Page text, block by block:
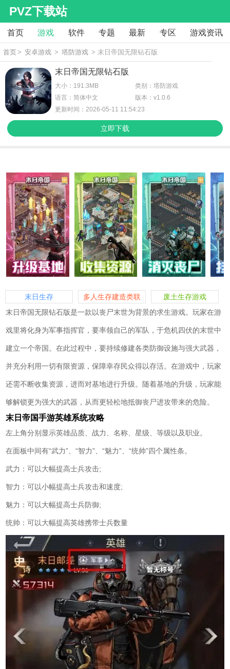
PVZ下载站
首页 游戏 软件 专题 最新 专区 游戏资讯
首页> 安卓游戏 > 塔防游戏 > 末日帝国无限钻石版
末日帝国无限钻石版
大小：191.3MB
类别：塔防游戏
语言：简体中文
版本：v1.0.6
更新时间：2026-05-11 11:54:23
立即下载
末日生存
多人生存建造类联
机游戏
废土生存游戏
末日帝国无限钻石版是一款以丧尸末世为背景的求生游戏。玩家在游
戏里将化身为军事指挥官，要率领自己的军队，于危机四伏的末世中
建立一个帝国。在此过程中，要持续修建各类防御设施与强大武器，
并充分利用一切有限资源，保障幸存民众得以存活。在游戏中，玩家
还需不断收集资源，进而对基地进行升级。随着基地的升级，玩家能
够解锁更为强大的武器，从而更轻松地抵御丧尸进攻带来的危险。
末日帝国手游英雄系统攻略
左上角分别显示英雄品质、战力、名称、星级、等级以及职业。
在面板中间有“武力”、“智力”、“魅力”、“统帅”四个属性条。
武力：可以大幅提高士兵攻击;
智力：可以小幅提高士兵攻击和速度;
魅力：可以大幅提高士兵防御;
统帅：可以大幅提高英雄携带士兵数量